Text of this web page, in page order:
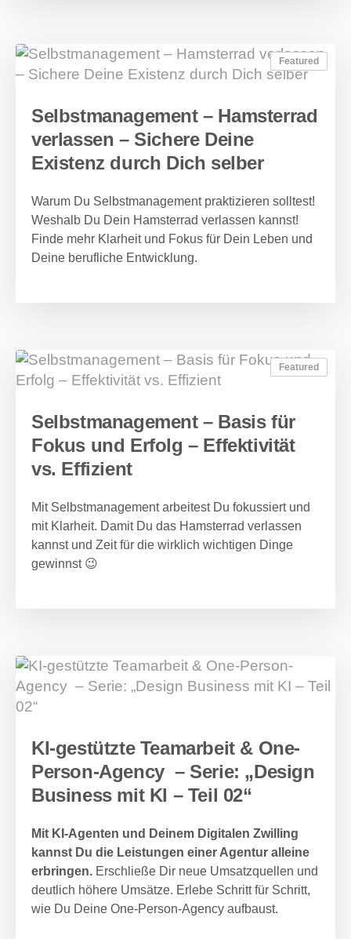
Featured
Selbstmanagement – Hamsterrad
verlassen – Sichere Deine
Existenz durch Dich selber
Warum Du Selbstmanagement praktizieren solltest!
Weshalb Du Dein Hamsterrad verlassen kannst!
Finde mehr Klarheit und Fokus für Dein Leben und
Deine berufliche Entwicklung.
Featured
Selbstmanagement – Basis für
Fokus und Erfolg – Effektivität
vs. Effizient
Mit Selbstmanagement arbeitest Du fokussiert und
mit Klarheit. Damit Du das Hamsterrad verlassen
kannst und Zeit für die wirklich wichtigen Dinge
gewinnst 😉
KI-gestützte Teamarbeit & One-
Person-Agency – Serie: „Design
Business mit KI – Teil 02“
Mit KI-Agenten und Deinem Digitalen Zwilling
kannst Du die Leistungen einer Agentur alleine
erbringen. Erschließe Dir neue Umsatzquellen und
deutlich höhere Umsätze. Erlebe Schritt für Schritt,
wie Du Deine One-Person-Agency aufbaust.